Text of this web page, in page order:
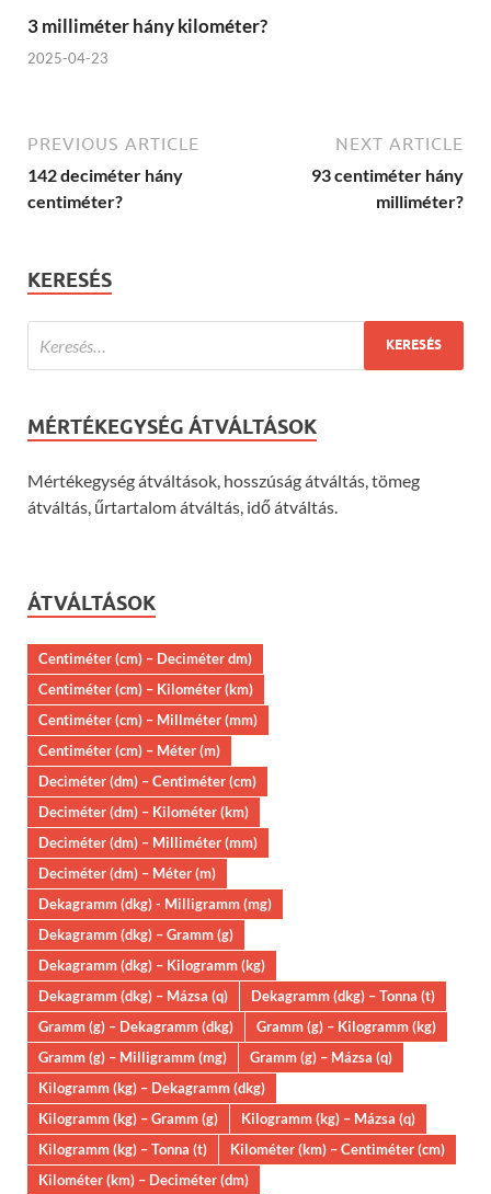
3 milliméter hány kilométer?
2025-04-23
PREVIOUS ARTICLE
142 deciméter hány
centiméter?
NEXT ARTICLE
93 centiméter hány
milliméter?
KERESÉS
MÉRTÉKEGYSÉG ÁTVÁLTÁSOK
Mértékegység átváltások, hosszúság átváltás, tömeg
átváltás, űrtartalom átváltás, idő átváltás.
ÁTVÁLTÁSOK
Centiméter (cm) – Deciméter dm)
Centiméter (cm) – Kilométer (km)
Centiméter (cm) – Millméter (mm)
Centiméter (cm) – Méter (m)
Deciméter (dm) – Centiméter (cm)
Deciméter (dm) – Kilométer (km)
Deciméter (dm) – Milliméter (mm)
Deciméter (dm) – Méter (m)
Dekagramm (dkg) - Milligramm (mg)
Dekagramm (dkg) – Gramm (g)
Dekagramm (dkg) – Kilogramm (kg)
Dekagramm (dkg) – Mázsa (q)
Dekagramm (dkg) – Tonna (t)
Gramm (g) – Dekagramm (dkg)
Gramm (g) – Kilogramm (kg)
Gramm (g) – Milligramm (mg)
Gramm (g) – Mázsa (q)
Kilogramm (kg) – Dekagramm (dkg)
Kilogramm (kg) – Gramm (g)
Kilogramm (kg) – Mázsa (q)
Kilogramm (kg) – Tonna (t)
Kilométer (km) – Centiméter (cm)
Kilométer (km) – Deciméter (dm)